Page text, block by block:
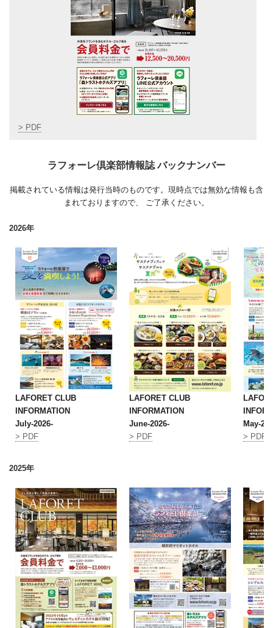
> PDF
ラフォーレ倶楽部情報誌 バックナンバー
掲載されている情報は発行当時のものです。現時点では無効な情報も含
まれておりますので、 ご了承ください。
2026年
LAFORET CLUB
INFORMATION
July-2026-
> PDF
LAFORET CLUB
INFORMATION
June-2026-
> PDF
May-
> PDF
2025年